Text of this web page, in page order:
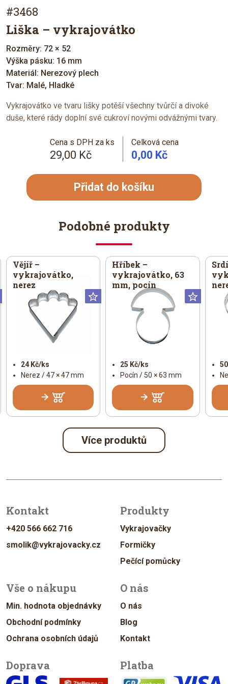
#3468
Liška – vykrajovátko
Rozměry: 72 × 52
Výška pásku: 16 mm
Materiál: Nerezový plech
Tvar: Malé, Hladké
Vykrajovátko ve tvaru lišky potěší všechny tvůrčí a divoké
duše, které rády doplní své cukroví novými odvážnými tvary.
Cena s DPH za ks
29,00 Kč
Celková cena
0,00 Kč
Přidat do košíku
Podobné produkty
Universální
Vějíř –
vykrajovátko,
nerez
24 Kč/ks
Nerez / 47 × 47 mm
Hříbek –
vykrajovátko, 63
mm, pocín
25 Kč/ks
Pocín / 50 × 63 mm
Universální
Více produktů
Kontakt
+420 566 662 716
smolik@vykrajovacky.cz
Produkty
Vykrajovačky
Formičky
Pečící pomůcky
Vše o nákupu
Min. hodnota objednávky
Obchodní podmínky
Ochrana osobních údajů
O nás
O nás
Blog
Kontakt
Doprava Platba